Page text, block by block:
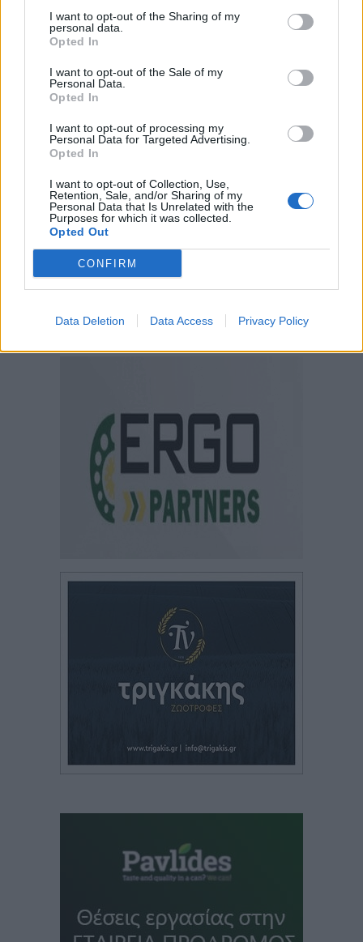
I want to opt-out of the Sharing of my
personal data.
Opted In
I want to opt-out of the Sale of my
Personal Data.
Opted In
I want to opt-out of processing my
Personal Data for Targeted Advertising.
Opted In
I want to opt-out of Collection, Use,
Retention, Sale, and/or Sharing of my
Personal Data that Is Unrelated with the
Purposes for which it was collected.
Opted Out
CONFIRM
Data Deletion Data Access Privacy Policy
ΑΠΕ-ΜΠΕ
Φωτογραφία: ΤΑΤΙΑΝΑ ΜΠΟΛΑΡΗ/EUROKINISSI